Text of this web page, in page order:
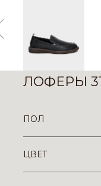
ЛОФЕРЫ
ПОЛ
ЦВЕТ